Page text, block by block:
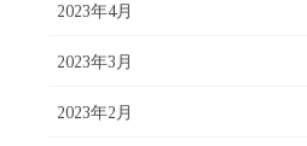
2023年4月
2023年3月
2023年2月